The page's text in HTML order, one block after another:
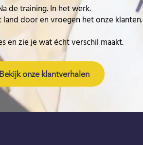
de training. In het werk.
land door en vroegen het onze klanten.
en zie je wat écht verschil maakt.
Bekijk onze klantverhalen